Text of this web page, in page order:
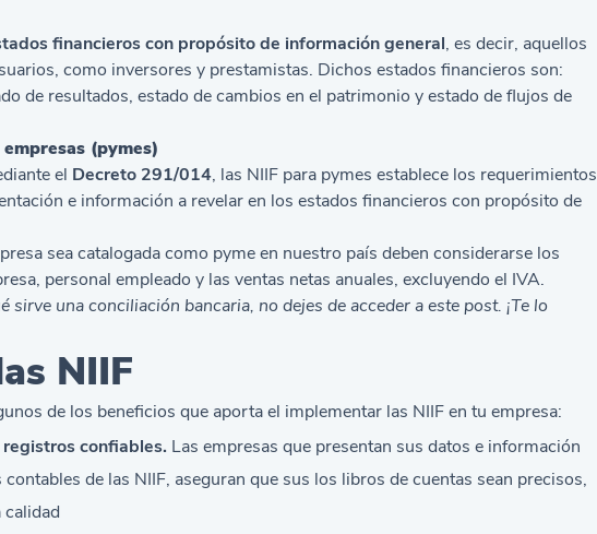
financieros con propósito de información general, es decir, aquellos
como inversores y prestamistas. Dichos estados financieros son:
de resultados, estado de cambios en el patrimonio y estado de flujos de
(pymes)
el Decreto 291/014, las NIIF para pymes establece los requerimientos
e información a revelar en los estados financieros con propósito de
sea catalogada como pyme en nuestro país deben considerarse los
personal empleado y las ventas netas anuales, excluyendo el IVA.
sirve una conciliación bancaria, no dejes de acceder a este post. ¡Te lo
NIIF
de los beneficios que aporta el implementar las NIIF en tu empresa:
confiables. Las empresas que presentan sus datos e información
de las NIIF, aseguran que sus los libros de cuentas sean precisos,